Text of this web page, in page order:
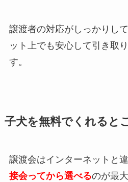
譲渡者の対応がしっかりし
ット上でも安心して引き取
す。
子犬を無料でくれると
譲渡会はインターネットと違
接会ってから選べるのが最